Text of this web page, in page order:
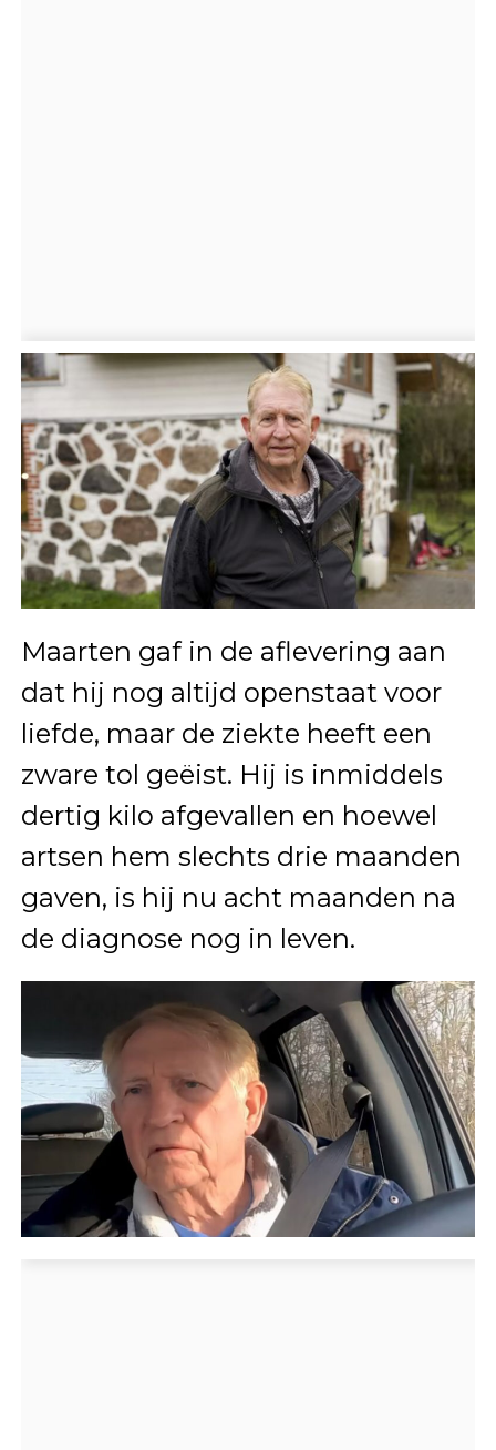
Maarten gaf in de aflevering aan
dat hij nog altijd openstaat voor
liefde, maar de ziekte heeft een
zware tol geëist. Hij is inmiddels
dertig kilo afgevallen en hoewel
artsen hem slechts drie maanden
gaven, is hij nu acht maanden na
de diagnose nog in leven.